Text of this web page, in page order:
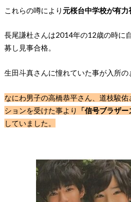
これらの噂により 元桜台中学校が有力
長尾謙杜さんは2014年の12歳の時に
募し見事合格。
生田斗真さんに憧れていた事が入所の
なにわ男子の高橋恭平さん、道枝駿
ションを受けた事より
「信号ブラザ
していました。